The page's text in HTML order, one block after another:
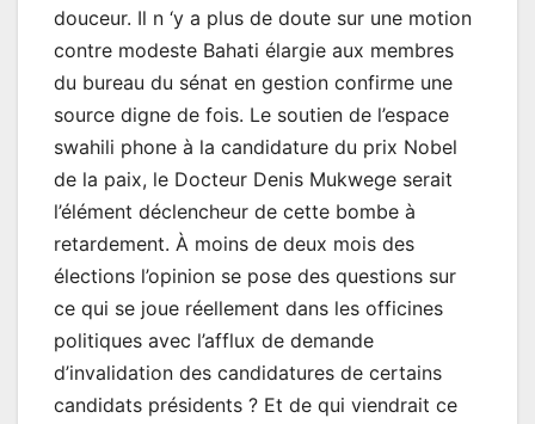
douceur. Il n ‘y a plus de doute sur une motion
contre modeste Bahati élargie aux membres
du bureau du sénat en gestion confirme une
source digne de fois. Le soutien de l’espace
swahili phone à la candidature du prix Nobel
de la paix, le Docteur Denis Mukwege serait
l’élément déclencheur de cette bombe à
retardement. À moins de deux mois des
élections l’opinion se pose des questions sur
ce qui se joue réellement dans les officines
politiques avec l’afflux de demande
d’invalidation des candidatures de certains
candidats présidents ? Et de qui viendrait ce